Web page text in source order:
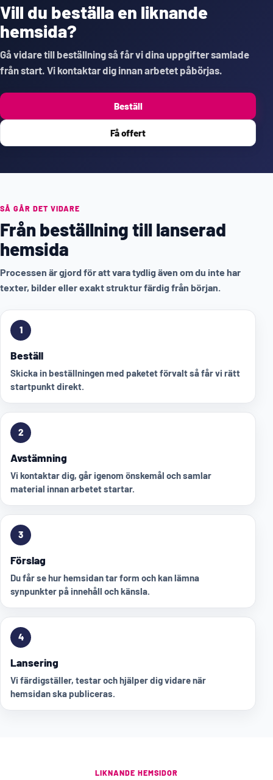
Vill du beställa en liknande
hemsida?
Gå vidare till beställning så får vi dina uppgifter samlade
från start. Vi kontaktar dig innan arbetet påbörjas.
Beställ
Få offert
SÅ GÅR DET VIDARE
Från beställning till lanserad
hemsida
Processen är gjord för att vara tydlig även om du inte har
texter, bilder eller exakt struktur färdig från början.
1
Beställ
Skicka in beställningen med paketet förvalt så får vi rätt
startpunkt direkt.
2
Avstämning
Vi kontaktar dig, går igenom önskemål och samlar
material innan arbetet startar.
3
Förslag
Du får se hur hemsidan tar form och kan lämna
synpunkter på innehåll och känsla.
4
Lansering
Vi färdigställer, testar och hjälper dig vidare när
hemsidan ska publiceras.
LIKNANDE HEMSIDOR